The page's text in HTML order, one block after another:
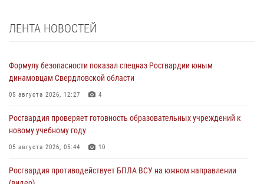
ЛЕНТА НОВОСТЕЙ
Формулу безопасности показал спецназ Росгвардии юным
динамовцам Свердловской области
05 августа 2026, 12:27 4
Росгвардия проверяет готовность образовательных учреждений к
новому учебному году
05 августа 2026, 05:44 10
Росгвардия противодействует БПЛА ВСУ на южном направлении